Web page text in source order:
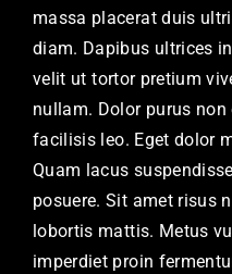
massa placerat duis
diam. Dapibus ultrices
velit ut tortor pretium
nullam. Dolor purus
facilisis leo. Eget dolor
Quam lacus
posuere. Sit amet risus
lobortis mattis. Metus
imperdiet proin